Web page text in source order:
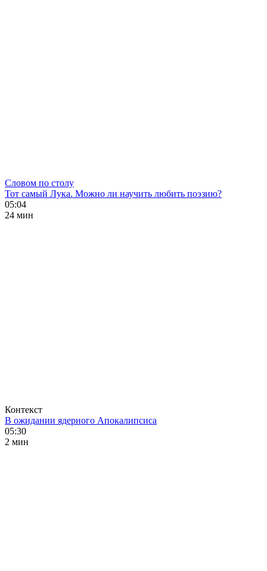
Словом по столу
Тот самый Лука. Можно ли научить любить поэзию?
05:04
24 мин
Контекст
В ожидании ядерного Апокалипсиса
05:30
2 мин